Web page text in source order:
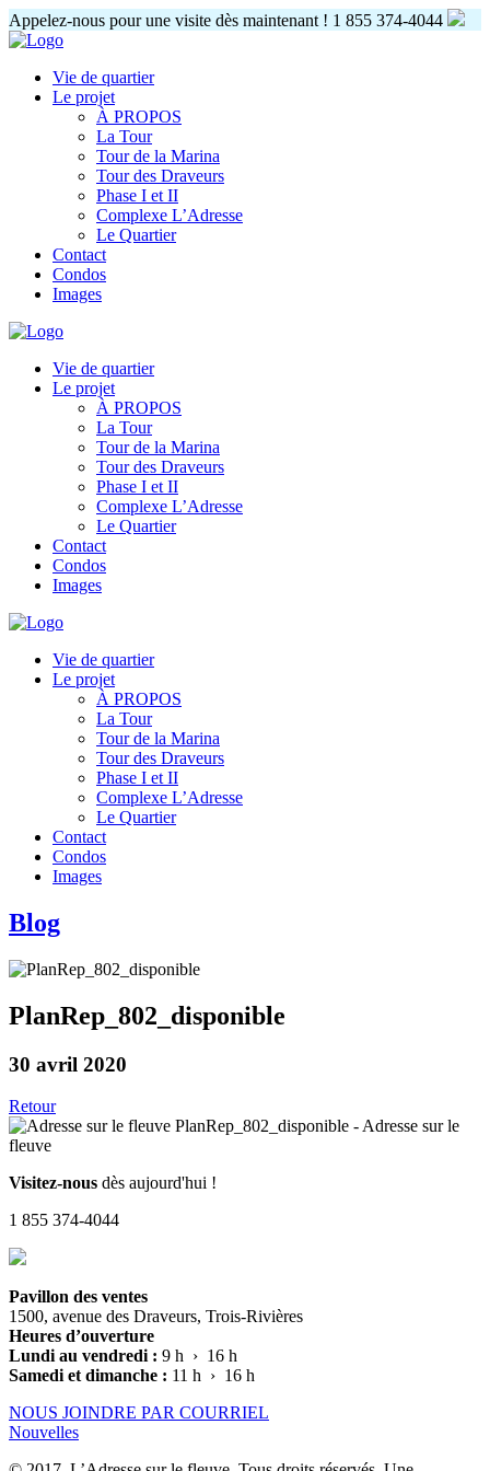
Appelez-nous pour une visite dès maintenant ! 1 855 374-4044
Vie de quartier
Le projet
À PROPOS
La Tour
Tour de la Marina
Tour des Draveurs
Phase I et II
Complexe L’Adresse
Le Quartier
Contact
Condos
Images
Vie de quartier
Le projet
À PROPOS
La Tour
Tour de la Marina
Tour des Draveurs
Phase I et II
Complexe L’Adresse
Le Quartier
Contact
Condos
Images
Vie de quartier
Le projet
À PROPOS
La Tour
Tour de la Marina
Tour des Draveurs
Phase I et II
Complexe L’Adresse
Le Quartier
Contact
Condos
Images
Blog
PlanRep_802_disponible
30 avril 2020
Retour
Visitez-nous dès aujourd'hui !
1 855 374-4044
Pavillon des ventes
1500, avenue des Draveurs, Trois-Rivières
Heures d’ouverture
Lundi au vendredi : 9 h › 16 h
Samedi et dimanche : 11 h › 16 h
NOUS JOINDRE PAR COURRIEL
Nouvelles